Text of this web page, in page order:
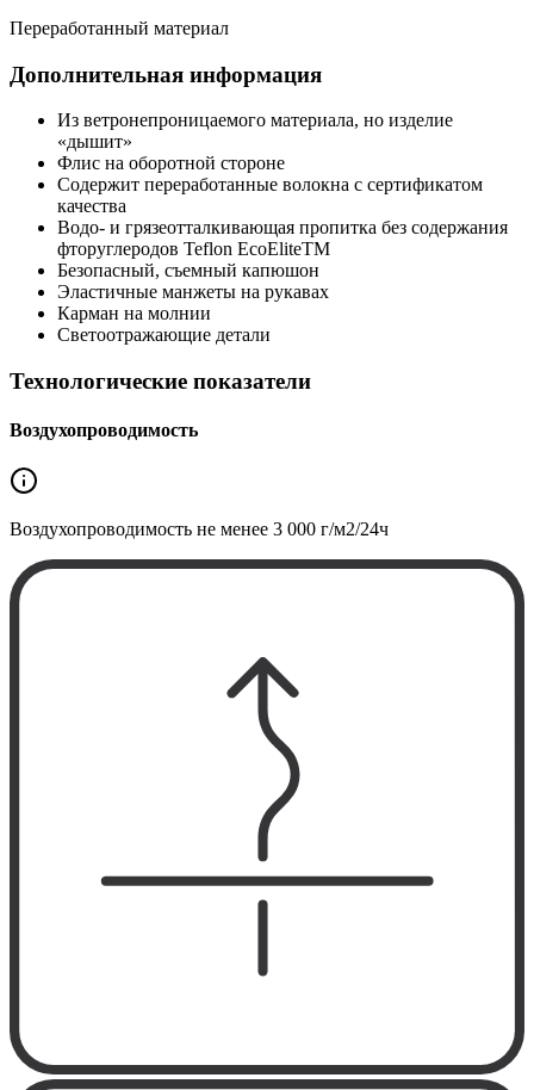
Переработанный материал
Дополнительная информация
Из ветронепроницаемого материала, но изделие
«дышит»
Флис на оборотной стороне
Содержит переработанные волокна с сертификатом
качества
Водо- и грязеотталкивающая пропитка без содержания
фторуглеродов Teflon EcoEliteTM
Безопасный, съемный капюшон
Эластичные манжеты на рукавах
Карман на молнии
Светоотражающие детали
Технологические показатели
Воздухопроводимость
Воздухопроводимость не менее 3 000 г/м2/24ч